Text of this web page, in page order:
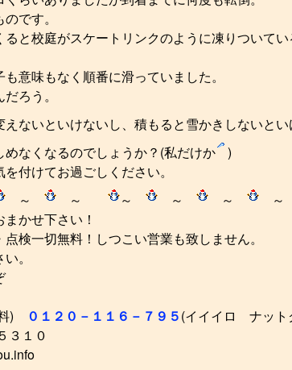
です。
と校庭がスケートリンクのように凍りついて
意味もなく順番に滑っていました。
ろう。
ないといけないし、積もると雪かきしないと
なくなるのでしょうか？(私だけか
)
付けてお過ごしください。
～ ～ ～ ～ ～
かせ下さい！
検一切無料！しつこい営業も致しません。
。
) ０１２０－１１６－７９５(イイイロ ナット
３１０